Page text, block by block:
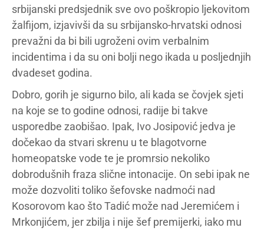
srbijanski predsjednik sve ovo poškropio ljekovitom
žalfijom, izjavivši da su srbijansko-hrvatski odnosi
prevažni da bi bili ugroženi ovim verbalnim
incidentima i da su oni bolji nego ikada u posljednjih
dvadeset godina.
Dobro, gorih je sigurno bilo, ali kada se čovjek sjeti
na koje se to godine odnosi, radije bi takve
usporedbe zaobišao. Ipak, Ivo Josipović jedva je
dočekao da stvari skrenu u te blagotvorne
homeopatske vode te je promrsio nekoliko
dobrodušnih fraza slične intonacije. On sebi ipak ne
može dozvoliti toliko šefovske nadmoći nad
Kosorovom kao što Tadić može nad Jeremićem i
Mrkonjićem, jer zbilja i nije šef premijerki, iako mu